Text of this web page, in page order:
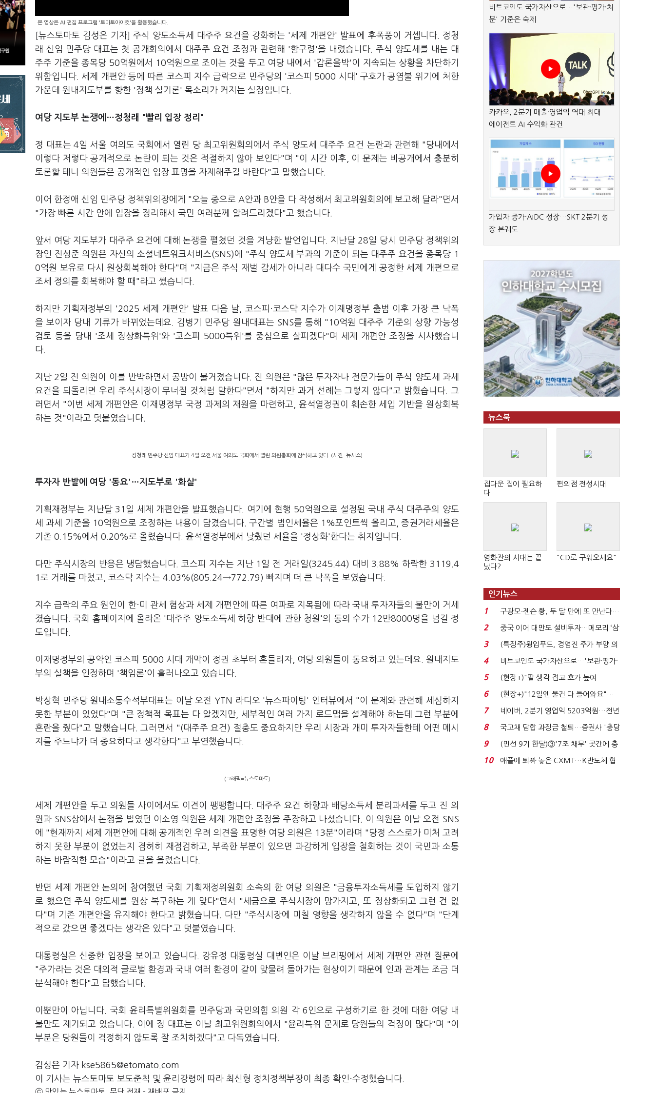
본 영상은 AI 편집 프로그램 '토마토아이컷'을 활용했습니다.
[뉴스토마토 김성은 기자] 주식 양도소득세 대주주 요건을 강화하는 '세제 개편안' 발표에 후폭풍이 거셉니다. 정청
래 신임 민주당 대표는 첫 공개회의에서 대주주 요건 조정과 관련해 '함구령'을 내렸습니다. 주식 양도세를 내는 대
주주 기준을 종목당 50억원에서 10억원으로 조이는 것을 두고 여당 내에서 '갑론을박'이 지속되는 상황을 차단하기
위함입니다. 세제 개편안 등에 따른 코스피 지수 급락으로 민주당의 '코스피 5000 시대' 구호가 공염불 위기에 처한
가운데 원내지도부를 향한 '정책 실기론' 목소리가 커지는 실정입니다.
여당 지도부 논쟁에…정청래 "빨리 입장 정리"
정 대표는 4일 서울 여의도 국회에서 열린 당 최고위원회의에서 주식 양도세 대주주 요건 논란과 관련해 "당내에서
이렇다 저렇다 공개적으로 논란이 되는 것은 적절하지 않아 보인다"며 "이 시간 이후, 이 문제는 비공개에서 충분히
토론할 테니 의원들은 공개적인 입장 표명을 자제해주길 바란다"고 말했습니다.
이어 한정애 신임 민주당 정책위의장에게 "오늘 중으로 A안과 B안을 다 작성해서 최고위원회의에 보고해 달라"면서
"가장 빠른 시간 안에 입장을 정리해서 국민 여러분께 알려드리겠다"고 했습니다.
앞서 여당 지도부가 대주주 요건에 대해 논쟁을 펼쳤던 것을 겨냥한 발언입니다. 지난달 28일 당시 민주당 정책위의
장인 진성준 의원은 자신의 소셜네트워크서비스(SNS)에 "주식 양도세 부과의 기준이 되는 대주주 요건을 종목당 1
0억원 보유로 다시 원상회복해야 한다"며 "지금은 주식 재벌 감세가 아니라 대다수 국민에게 공정한 세제 개편으로
조세 정의를 회복해야 할 때"라고 썼습니다.
하지만 기획재정부의 '2025 세제 개편안' 발표 다음 날, 코스피·코스닥 지수가 이재명정부 출범 이후 가장 큰 낙폭
을 보이자 당내 기류가 바뀌었는데요. 김병기 민주당 원내대표는 SNS를 통해 "10억원 대주주 기준의 상향 가능성
검토 등을 당내 '조세 정상화특위'와 '코스피 5000특위'를 중심으로 살피겠다"며 세제 개편안 조정을 시사했습니
다.
지난 2일 진 의원이 이를 반박하면서 공방이 불거졌습니다. 진 의원은 "많은 투자자나 전문가들이 주식 양도세 과세
요건을 되돌리면 우리 주식시장이 무너질 것처럼 말한다"면서 "하지만 과거 선례는 그렇지 않다"고 밝혔습니다. 그
러면서 "이번 세제 개편안은 이재명정부 국정 과제의 재원을 마련하고, 윤석열정권이 훼손한 세입 기반을 원상회복
하는 것"이라고 덧붙였습니다.
정청래 민주당 신임 대표가 4일 오전 서울 여의도 국회에서 열린 의원총회에 참석하고 있다. (사진=뉴시스)
투자자 반발에 여당 '동요'…지도부로 '화살'
기획재정부는 지난달 31일 세제 개편안을 발표했습니다. 여기에 현행 50억원으로 설정된 국내 주식 대주주의 양도
세 과세 기준을 10억원으로 조정하는 내용이 담겼습니다. 구간별 법인세율은 1%포인트씩 올리고, 증권거래세율은
기존 0.15%에서 0.20%로 올렸습니다. 윤석열정부에서 낮췄던 세율을 '정상화'한다는 취지입니다.
다만 주식시장의 반응은 냉담했습니다. 코스피 지수는 지난 1일 전 거래일(3245.44) 대비 3.88% 하락한 3119.4
1로 거래를 마쳤고, 코스닥 지수는 4.03%(805.24→772.79) 빠지며 더 큰 낙폭을 보였습니다.
지수 급락의 주요 원인이 한· 미 관세 협상과 세제 개편안에 따른 여파로 지목됨에 따라 국내 투자자들의 불만이 거세
졌습니다. 국회 홈페이지에 올라온 '대주주 양도소득세 하향 반대에 관한 청원'의 동의 수가 12만8000명을 넘길 정
도입니다.
이재명정부의 공약인 코스피 5000 시대 개막이 정권 초부터 흔들리자, 여당 의원들이 동요하고 있는데요. 원내지도
부의 실책을 인정하며 '책임론'이 흘러나오고 있습니다.
박상혁 민주당 원내소통수석부대표는 이날 오전 YTN 라디오 '뉴스파이팅' 인터뷰에서 "이 문제와 관련해 세심하지
못한 부분이 있었다"며 "큰 정책적 목표는 다 알겠지만, 세부적인 여러 가지 로드맵을 설계해야 하는데 그런 부분에
혼란을 줬다"고 말했습니다. 그러면서 "(대주주 요건) 절충도 중요하지만 우리 시장과 개미 투자자들한테 어떤 메시
지를 주느냐가 더 중요하다고 생각한다"고 부연했습니다.
(그래픽=뉴스토마토)
세제 개편안을 두고 의원들 사이에서도 이견이 팽팽합니다. 대주주 요건 하향과 배당소득세 분리과세를 두고 진 의
원과 SNS상에서 논쟁을 벌였던 이소영 의원은 세제 개편안 조정을 주장하고 나섰습니다. 이 의원은 이날 오전 SNS
에 "현재까지 세제 개편안에 대해 공개적인 우려 의견을 표명한 여당 의원은 13분"이라며 "당정 스스로가 미처 고려
하지 못한 부분이 없었는지 겸허히 재점검하고, 부족한 부분이 있으면 과감하게 입장을 철회하는 것이 국민과 소통
하는 바람직한 모습"이라고 글을 올렸습니다.
반면 세제 개편안 논의에 참여했던 국회 기획재정위원회 소속의 한 여당 의원은 "금융투자소득세를 도입하지 않기
로 했으면 주식 양도세를 원상 복구하는 게 맞다"면서 "세금으로 주식시장이 망가지고, 또 정상화되고 그런 건 없
다"며 기존 개편안을 유지해야 한다고 밝혔습니다. 다만 "주식시장에 미칠 영향을 생각하지 않을 수 없다"며 "단계
적으로 갔으면 좋겠다는 생각은 있다"고 덧붙였습니다.
대통령실은 신중한 입장을 보이고 있습니다. 강유정 대통령실 대변인은 이날 브리핑에서 세제 개편안 관련 질문에
"주가라는 것은 대외적 글로벌 환경과 국내 여러 환경이 같이 맞물려 돌아가는 현상이기 때문에 인과 관계는 조금 더
분석해야 한다"고 답했습니다.
이뿐만이 아닙니다. 국회 윤리특별위원회를 민주당과 국민의힘 의원 각 6인으로 구성하기로 한 것에 대한 여당 내
불만도 제기되고 있습니다. 이에 정 대표는 이날 최고위원회의에서 "윤리특위 문제로 당원들의 걱정이 많다"며 "이
부분은 당원들이 걱정하지 않도록 잘 조치하겠다"고 다독였습니다.
김성은 기자 kse5865@etomato.com
이 기사는 뉴스토마토 보도준칙 및 윤리강령에 따라 최신형 정치정책부장이 최종 확인·수정했습니다.
비트코인도 국가자산으로…'보관·평가·처
분' 기준은 숙제
카카오, 2분기 매출·영업익 역대 최대…
에이전트 AI 수익화 관건
가입자 증가·AIDC 성장…SKT 2분기 성
장 본궤도
뉴스북
집다운 집이 필요하
다
편의점 전성시대
영화관의 시대는 끝
났다?
"CD로 구워오세요"
인기뉴스
1
구광모-젠슨 황, 두 달 만에 또 만난다…
로봇·AI 등 논...
2
중국 이어 대만도 설비투자…메모리 ‘삼
국전쟁’
3
(특징주)윙입푸드, 경영진 주가 부양 의
지에 상한가...
4
비트코인도 국가자산으로…'보관·평가·
처분' 기준은 ...
5
(현장+)"팔 생각 접고 호가 높여
요"…'덜 똘똘한 한 채' 20...
6
(현장+)"12일엔 물건 다 들어와요"…
빈 매대 채우며 문 연 ...
7
네이버, 2분기 영업익 5203억원…전년
비 0.2% 감소...
8
국고채 담합 과징금 철퇴…증권사 '충당
금 폭탄' 우려...
9
(민선 9기 한달)③'7조 채무' 곳간에 충
격…추미애, 20년...
10
애플에 퇴짜 놓은 CXMT…K반도체 협